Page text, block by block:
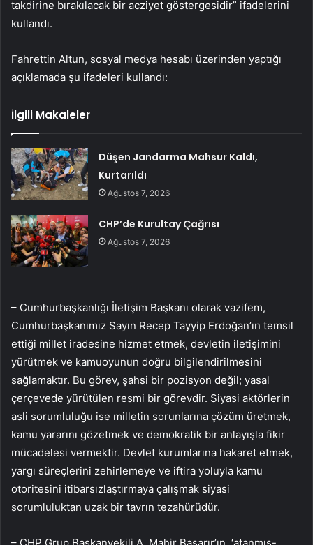
takdirine bırakılacak bir acziyet göstergesidir” ifadelerini
kullandı.
Fahrettin Altun, sosyal medya hesabı üzerinden yaptığı
açıklamada şu ifadeleri kullandı:
İlgili Makaleler
Düşen Jandarma Mahsur Kaldı,
Kurtarıldı
Ağustos 7, 2026
CHP’de Kurultay Çağrısı
Ağustos 7, 2026
– Cumhurbaşkanlığı İletişim Başkanı olarak vazifem,
Cumhurbaşkanımız Sayın Recep Tayyip Erdoğan’ın temsil
ettiği millet iradesine hizmet etmek, devletin iletişimini
yürütmek ve kamuoyunun doğru bilgilendirilmesini
sağlamaktır. Bu görev, şahsi bir pozisyon değil; yasal
çerçevede yürütülen resmi bir görevdir. Siyasi aktörlerin
asli sorumluluğu ise milletin sorunlarına çözüm üretmek,
kamu yararını gözetmek ve demokratik bir anlayışla fikir
mücadelesi vermektir. Devlet kurumlarına hakaret etmek,
yargı süreçlerini zehirlemeye ve iftira yoluyla kamu
otoritesini itibarsızlaştırmaya çalışmak siyasi
sorumluluktan uzak bir tavrın tezahürüdür.